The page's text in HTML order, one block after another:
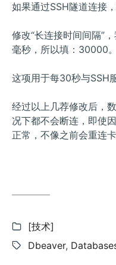
如果通过SSH隧道连接
修改“长连接时间间隔”
毫秒，所以填：30000。
这项用于每30秒与SSH
经过以上几荐修改后，
况下都不会断连，即使
正常，不像之前会重连
分
类:
[技术]
标
Dbeaver,